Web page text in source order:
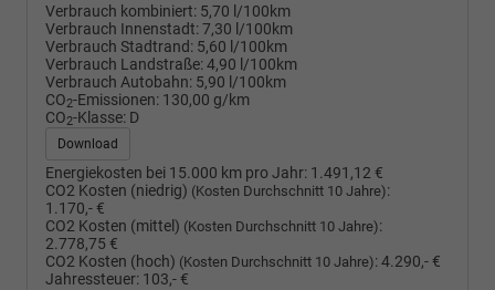
Verbrauch kombiniert: 5,70 l/100km
Verbrauch Innenstadt:7,30 l/100km
Verbrauch Stadtrand: 5,60 l/100km
Verbrauch Landstraße:4,90 l/100km
Verbrauch Autobahn: 5,90 l/100km
CO2-Emissionen: 130,00 g/km
CO2-Klasse: D
Download
Energiekosten bei 15.000 km pro Jahr: 1.491,12 €
CO2 Kosten (niedrig) (Kosten Durchschnitt 10 Jahre):
1.170,- €
CO2 Kosten (mittel) (Kosten Durchschnitt 10 Jahre):
2.778,75 €
CO2 Kosten (hoch) (Kosten Durchschnitt 10 Jahre):4.290,- €
Jahressteuer: 103,- €